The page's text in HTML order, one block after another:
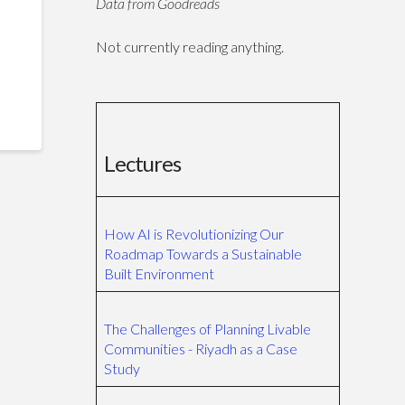
Not currently reading anything.
Lectures
How AI is Revolutionizing Our
Roadmap Towards a Sustainable
Built Environment
The Challenges of Planning Livable
Communities - Riyadh as a Case
Study